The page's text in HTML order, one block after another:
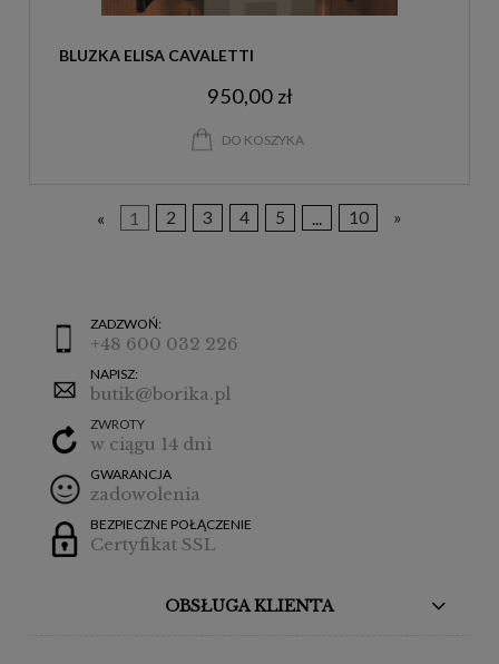
BLUZKA ELISA CAVALETTI
950,00 zł
DO KOSZYKA
« 1 2 3 4 5 ... 10 »
ZADZWOŃ:
+48 600 032 226
NAPISZ:
butik@borika.pl
ZWROTY
w ciągu 14 dni
GWARANCJA
zadowolenia
BEZPIECZNE POŁĄCZENIE
Certyfikat SSL
OBSŁUGA KLIENTA